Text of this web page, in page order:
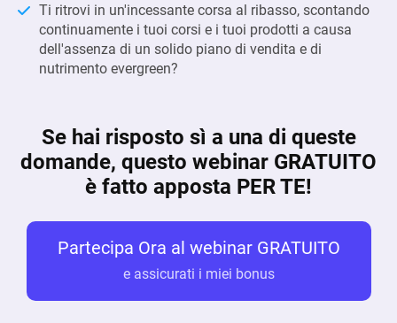
Ti ritrovi in un'incessante corsa al ribasso, scontando
continuamente i tuoi corsi e i tuoi prodotti a causa
dell'assenza di un solido piano di vendita e di
nutrimento evergreen?
Se hai risposto sì a una di queste
domande, questo webinar GRATUITO
è fatto apposta PER TE!
Partecipa Ora al webinar GRATUITO
e assicurati i miei bonus